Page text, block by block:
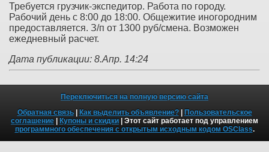
Требуется грузчик-экспедитор. Работа по городу.
Рабочий день с 8:00 до 18:00. Общежитие иногородним
предоставляется. З/п от 1300 руб/смена. Возможен
ежедневный расчет.
Дата публикации: 8.Апр. 14:24
Переключиться на полную версию сайта
Обратная связь| Как выделить объявление?| Пользовательское
соглашение | Купоны и скидки | Этот сайт работает под управлением
программного обеспечения с открытым исходным кодом OSClass.